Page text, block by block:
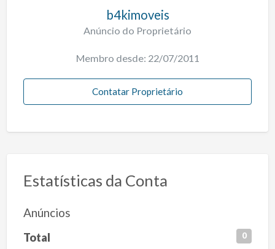
b4kimoveis
Anúncio do Proprietário
Membro desde: 22/07/2011
Contatar Proprietário
Estatísticas da Conta
Anúncios
Total 0